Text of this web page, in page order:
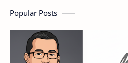
Popular Posts